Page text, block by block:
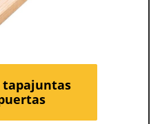
tapajuntas